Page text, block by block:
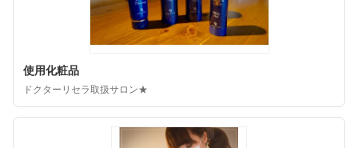
使用化粧品
ドクターリセラ取扱サロン★